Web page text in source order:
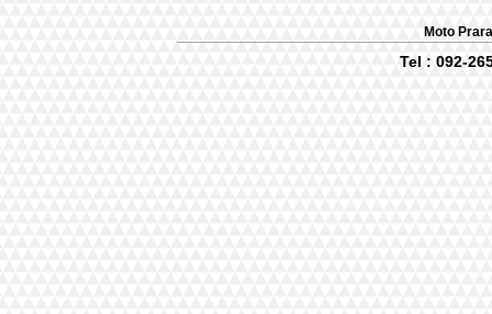
Moto
Tel : 092-